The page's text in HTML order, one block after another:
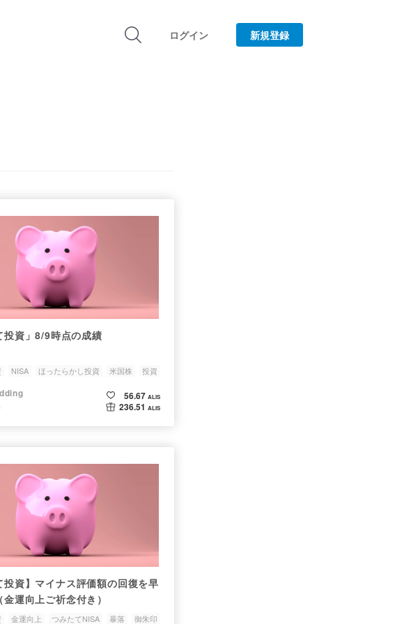
ログイン 新規登録
投資」8/9時点の成績
NISA ほったらかし投資 米国株 投資
56.67 ALIS
236.51 ALIS
投資】マイナス評価額の回復を早
運向上ご祈念付き）
金運向上 つみたてNISA 暴落 御朱印